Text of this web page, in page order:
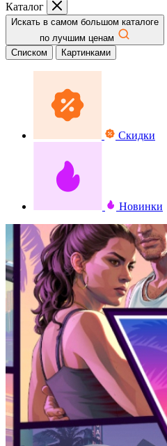
Каталог
Искать в самом большом каталоге
по лучшим ценам
Списком
Картинками
Скидки
Новинки